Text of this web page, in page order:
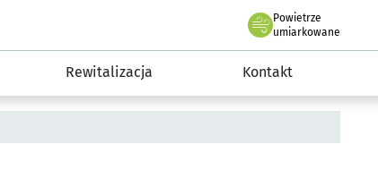
Powietrze
we Wrocławiu
umiarkowane
Rewitalizacja Kontakt